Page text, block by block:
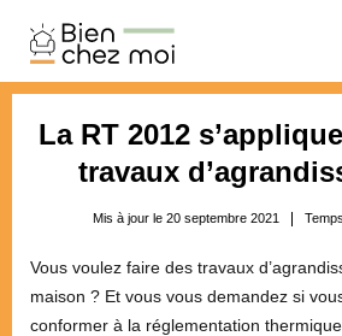
Bien
Chez
Moi
La RT 2012
travaux
Mis à jour le 20 septembre 2021
Vous voulez faire des travaux
maison ? Et vous vous demandez si
conformer à la réglementation